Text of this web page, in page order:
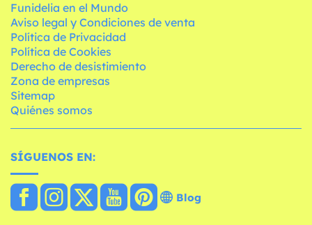
Funidelia en el Mundo
Aviso legal y Condiciones de venta
Política de Privacidad
Política de Cookies
Derecho de desistimiento
Zona de empresas
Sitemap
Quiénes somos
SÍGUENOS EN:
Blog